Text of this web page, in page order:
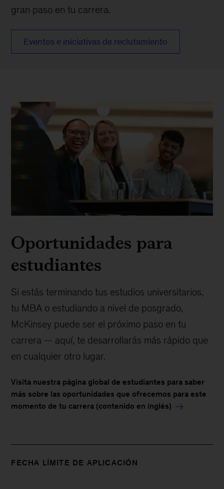
gran paso en tu carrera.
Eventos e iniciativas de reclutamiento
Oportunidades para
estudiantes
Si estás terminando tus estudios universitarios,
tu MBA o estudiando a nivel de posgrado,
McKinsey puede ser el próximo paso en tu
carrera — aquí, te desarrollarás más rápido que
en cualquier otro lugar.
Visita nuestra página global de estudiantes para saber
más sobre las oportunidades que ofrecemos para este
momento de tu carrera (contenido en inglés)
FECHA LÍMITE DE APLICACIÓN